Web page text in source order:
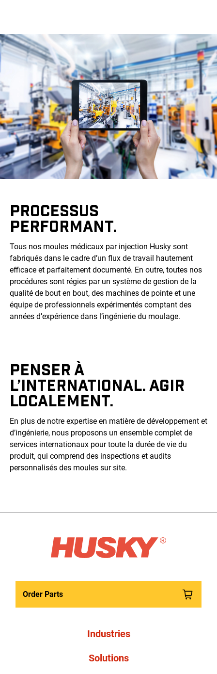
PROCESSUS
PERFORMANT.
Tous nos moules médicaux par injection Husky sont
fabriqués dans le cadre d’un flux de travail hautement
efficace et parfaitement documenté. En outre, toutes nos
procédures sont régies par un système de gestion de la
qualité de bout en bout, des machines de pointe et une
équipe de professionnels expérimentés comptant des
années d’expérience dans l’ingénierie du moulage.
PENSER À
L’INTERNATIONAL. AGIR
LOCALEMENT.
En plus de notre expertise en matière de développement et
d’ingénierie, nous proposons un ensemble complet de
services internationaux pour toute la durée de vie du
produit, qui comprend des inspections et audits
personnalisés des moules sur site.
Order Parts
Industries
Solutions